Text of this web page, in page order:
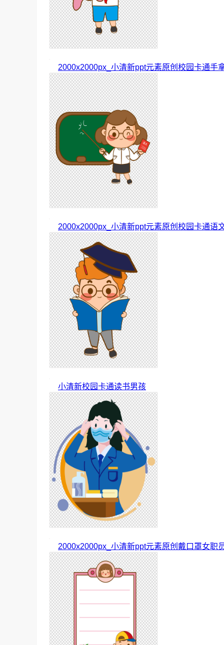
2000x2000px_小清新ppt元素原创校园卡通手
2000x2000px_小清新ppt元素原创校园卡通语
小清新校园卡通读书男孩
2000x2000px_小清新ppt元素原创戴口罩女职